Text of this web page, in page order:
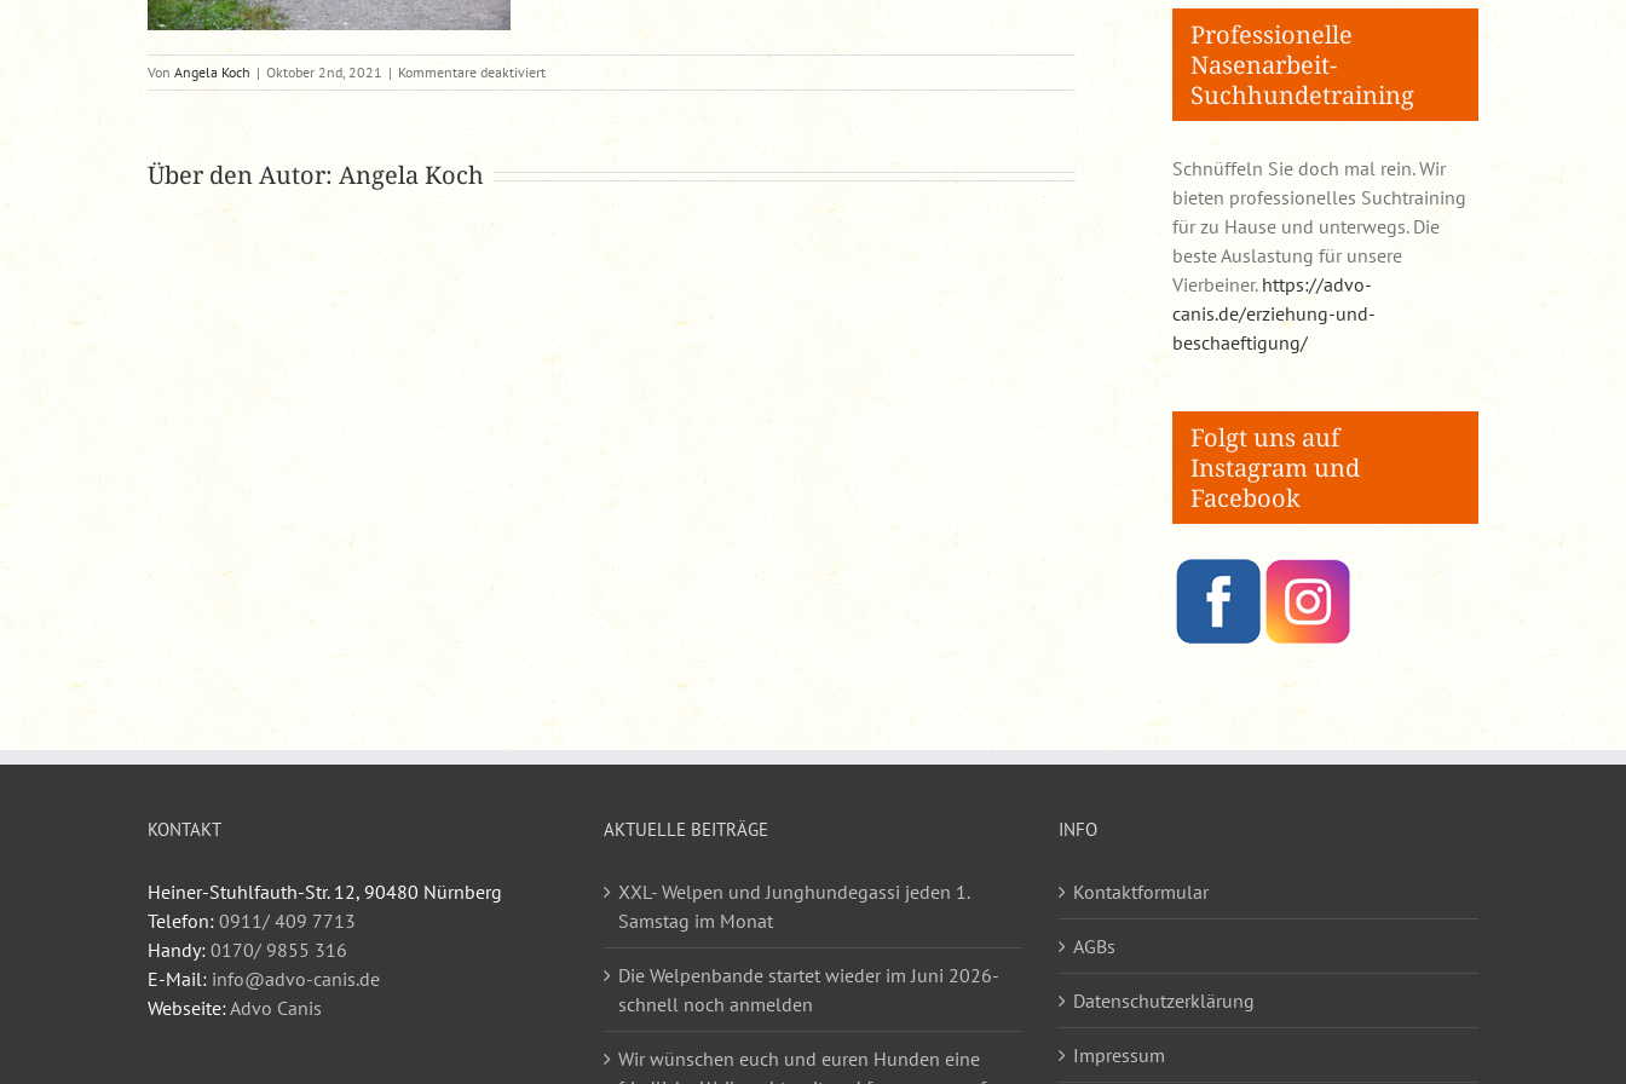
Von Angela Koch | Oktober 2nd, 2021 | Kommentare deaktiviertfür
DSC_7980
Über den Autor:Angela Koch
Professionelle
Nasenarbeit-
Suchhundetraining
Schnüffeln Sie doch mal rein. Wir
bieten professionelles Suchtraining
für zu Hause und unterwegs. Die
beste Auslastung für unsere
Vierbeiner. https://advo-
canis.de/erziehung-und-
beschaeftigung/
Folgt uns auf
Instagram und
Facebook
KONTAKT
Heiner-Stuhlfauth-Str. 12, 90480 Nürnberg
Telefon: 0911/ 409 7713
Handy: 0170/ 9855 316
E-Mail: info@advo-canis.de
Webseite:Advo Canis
AKTUELLE BEITRÄGE
XXL- Welpen und Junghundegassi jeden 1.
Samstag im Monat
Die Welpenbande startet wieder im Juni 2026-
schnell noch anmelden
Wir wünschen euch und euren Hunden eine
INFO
Kontaktformular
AGBs
Datenschutzerklärung
Impressum